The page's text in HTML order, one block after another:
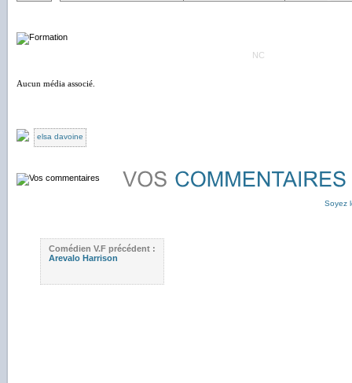
NC
Aucun média associé.
elsa davoine
Soyez
Comédien V.F précédent :
Arevalo Harrison